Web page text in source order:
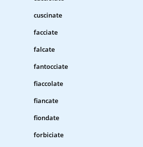
cuscinate
facciate
falcate
fantocciate
fiaccolate
fiancate
fiondate
forbiciate